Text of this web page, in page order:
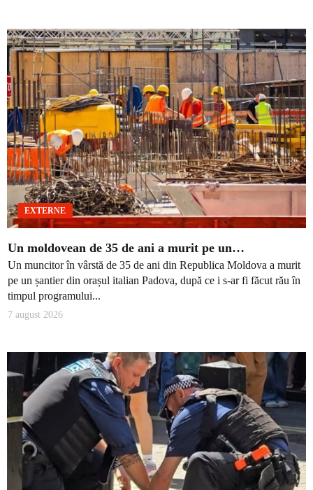
EXTERNE
Un moldovean de 35 de ani a murit pe un…
Un muncitor în vârstă de 35 de ani din Republica Moldova a murit
pe un șantier din orașul italian Padova, după ce i s-ar fi făcut rău în
timpul programului...
7 august 2026